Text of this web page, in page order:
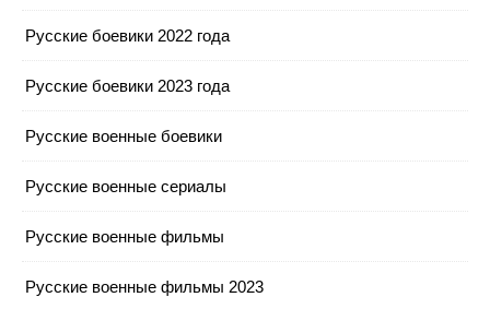
Русские боевики 2022 года
Русские боевики 2023 года
Русские военные боевики
Русские военные сериалы
Русские военные фильмы
Русские военные фильмы 2023